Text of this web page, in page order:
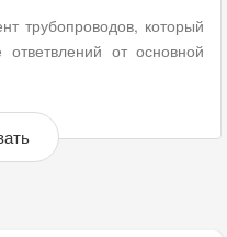
трубопроводов, который
от основной